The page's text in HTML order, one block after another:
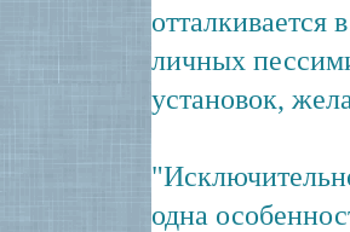
отталкивается
личных
установок,
одна